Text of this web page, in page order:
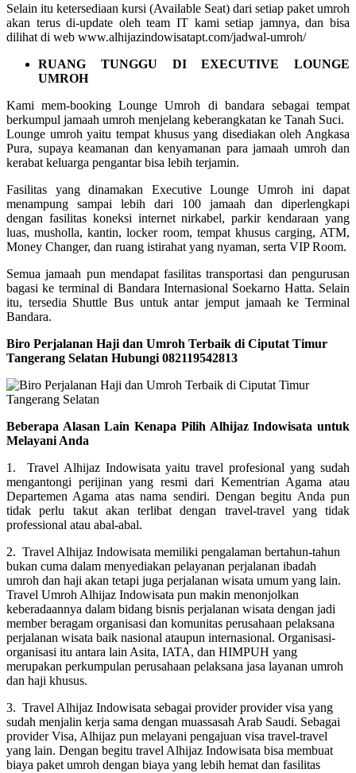
Selain itu ketersediaan kursi (Available Seat) dari setiap paket umroh
akan terus di-update oleh team IT kami setiap jamnya, dan bisa
dilihat di web www.alhijazindowisatapt.com/jadwal-umroh/
RUANG TUNGGU DI EXECUTIVE LOUNGE
UMROH
Kami mem-booking Lounge Umroh di bandara sebagai tempat
berkumpul jamaah umroh menjelang keberangkatan ke Tanah Suci.
Lounge umroh yaitu tempat khusus yang disediakan oleh Angkasa
Pura, supaya keamanan dan kenyamanan para jamaah umroh dan
kerabat keluarga pengantar bisa lebih terjamin.
Fasilitas yang dinamakan Executive Lounge Umroh ini dapat
menampung sampai lebih dari 100 jamaah dan diperlengkapi
dengan fasilitas koneksi internet nirkabel, parkir kendaraan yang
luas, musholla, kantin, locker room, tempat khusus carging, ATM,
Money Changer, dan ruang istirahat yang nyaman, serta VIP Room.
Semua jamaah pun mendapat fasilitas transportasi dan pengurusan
bagasi ke terminal di Bandara Internasional Soekarno Hatta. Selain
itu, tersedia Shuttle Bus untuk antar jemput jamaah ke Terminal
Bandara.
Biro Perjalanan Haji dan Umroh Terbaik di Ciputat Timur
Tangerang Selatan Hubungi 082119542813
Beberapa Alasan Lain Kenapa Pilih Alhijaz Indowisata untuk
Melayani Anda
1. Travel Alhijaz Indowisata yaitu travel profesional yang sudah
mengantongi perijinan yang resmi dari Kementrian Agama atau
Departemen Agama atas nama sendiri. Dengan begitu Anda pun
tidak perlu takut akan terlibat dengan travel-travel yang tidak
professional atau abal-abal.
2. Travel Alhijaz Indowisata memiliki pengalaman bertahun-tahun
bukan cuma dalam menyediakan pelayanan perjalanan ibadah
umroh dan haji akan tetapi juga perjalanan wisata umum yang lain.
Travel Umroh Alhijaz Indowisata pun makin menonjolkan
keberadaannya dalam bidang bisnis perjalanan wisata dengan jadi
member beragam organisasi dan komunitas perusahaan pelaksana
perjalanan wisata baik nasional ataupun internasional. Organisasi-
organisasi itu antara lain Asita, IATA, dan HIMPUH yang
merupakan perkumpulan perusahaan pelaksana jasa layanan umroh
dan haji khusus.
3. Travel Alhijaz Indowisata sebagai provider provider visa yang
sudah menjalin kerja sama dengan muassasah Arab Saudi. Sebagai
provider Visa, Alhijaz pun melayani pengajuan visa travel-travel
yang lain. Dengan begitu travel Alhijaz Indowisata bisa membuat
biaya paket umroh dengan biaya yang lebih hemat dan fasilitas